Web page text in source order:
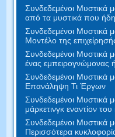
Συνδεδεμένοι Μυστικά
από τα μυστικά που ήδη
Συνδεδεμένοι Μυστικά
Μοντέλο της
Συνδεδεμένοι Μυστικά
ένας εμπειρογνώμονας
Συνδεδεμένοι Μυστικά
Επανάληψη Τι Έργων
Συνδεδεμένοι Μυστικά
μάρκετινγκ εναντίον
Συνδεδεμένοι Μυστικά
Περισσότερα